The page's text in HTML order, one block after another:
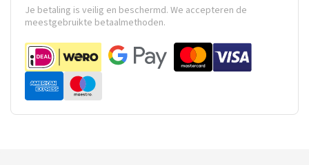
Je betaling is veilig en beschermd. We accepteren de
meestgebruikte betaalmethoden.